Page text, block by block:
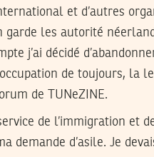
et d’autres
garde les autorité
j’ai décidé
de toujours, la
de TUNeZINE.
de l’immigration et
demande d’asile. Je